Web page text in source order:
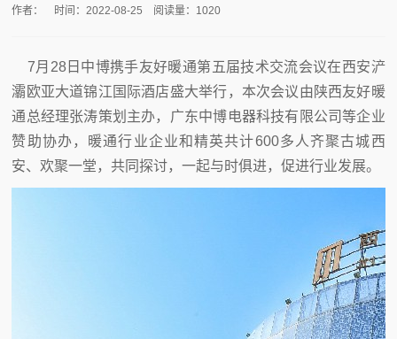
作者： 时间：2022-08-25 阅读量：1020
7月28日中博携手友好暖通第五届技术交流会议在西安浐
灞欧亚大道锦江国际酒店盛大举行，本次会议由陕西友好暖
通总经理张涛策划主办，广东中博电器科技有限公司等企业
赞助协办，暖通行业企业和精英共计600多人齐聚古城西
安、欢聚一堂，共同探讨，一起与时俱进，促进行业发展。